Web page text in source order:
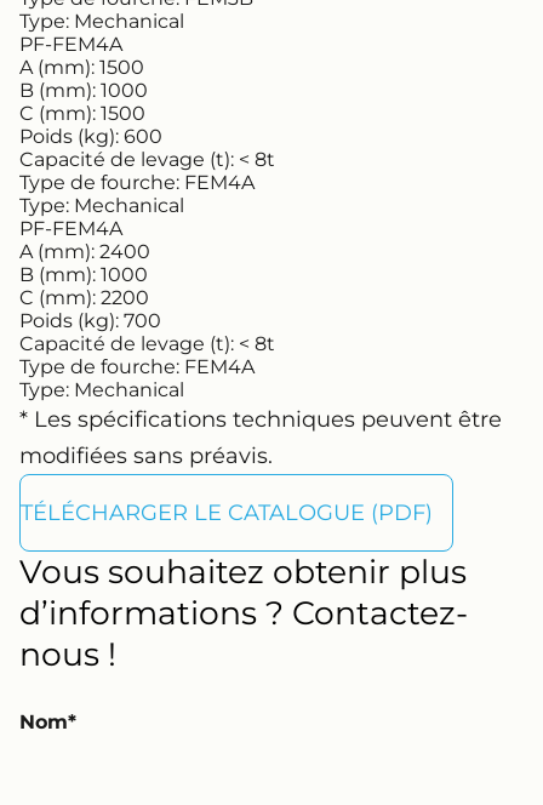
Type: Mechanical
PF-FEM4A
A (mm): 1500
B (mm): 1000
C (mm): 1500
Poids (kg): 600
Capacité de levage (t): < 8t
Type de fourche: FEM4A
Type: Mechanical
PF-FEM4A
A (mm): 2400
B (mm): 1000
C (mm): 2200
Poids (kg): 700
Capacité de levage (t): < 8t
Type de fourche: FEM4A
Type: Mechanical
* Les spécifications techniques peuvent être
modifiées sans préavis.
TÉLÉCHARGER LE CATALOGUE (PDF)
Vous souhaitez obtenir plus
d’informations ? Contactez-
nous !
Nom